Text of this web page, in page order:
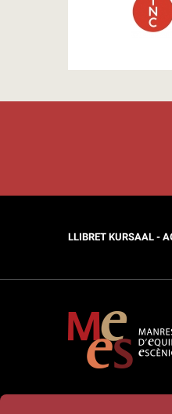
LLIBRET KURSAAL -